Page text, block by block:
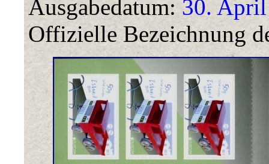
Ausgabedatum:30. April
Offizielle Bezeichnung